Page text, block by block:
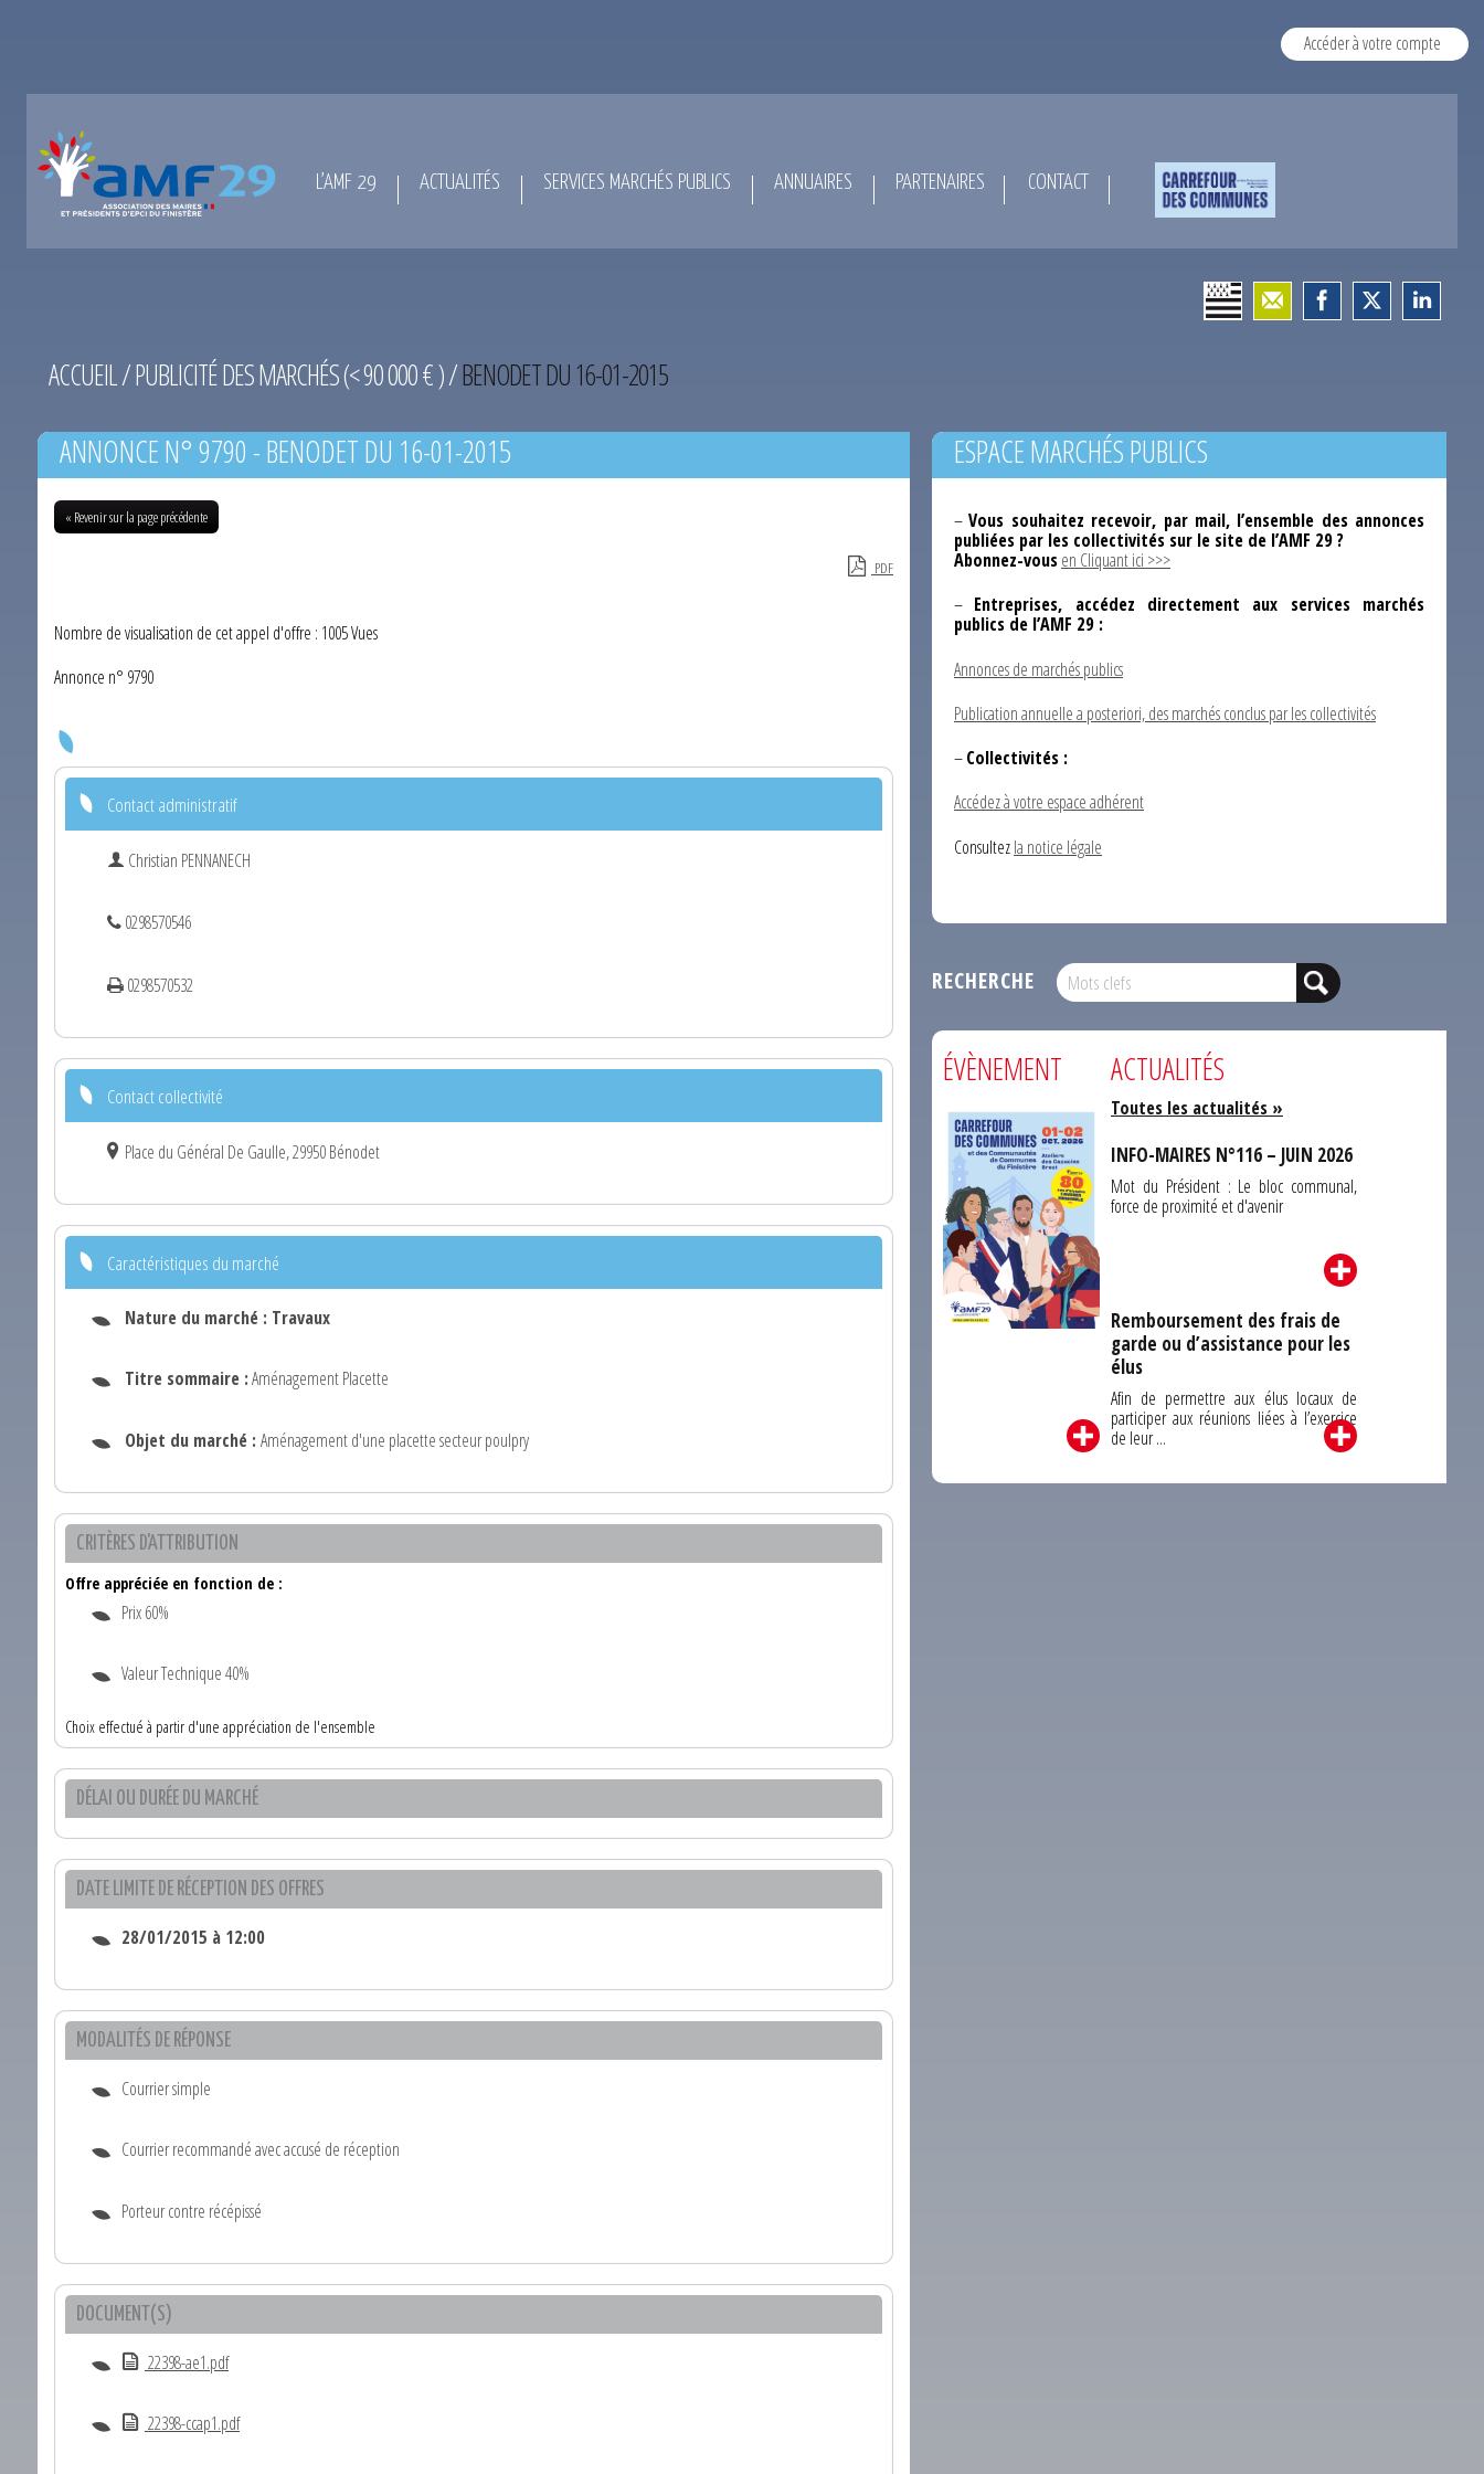
Accéder à votre compte
L’AMF 29 ACTUALITÉS SERVICES MARCHÉS PUBLICS ANNUAIRES PARTENAIRES CONTACT
ACCUEIL/PUBLICITÉ DES MARCHÉS (< 90 000 € )/BENODET DU 16-01-2015
ANNONCE N° 9790 - BENODET DU 16-01-2015
« Revenir sur la page précédente
PDF
Nombre de visualisation de cet appel d'offre : 1005 Vues
Annonce n° 9790
Contact administratif
Christian PENNANECH
0298570546
0298570532
Contact collectivité
Place du Général De Gaulle, 29950 Bénodet
Caractéristiques du marché
Nature du marché : Travaux
Titre sommaire :Aménagement Placette
Objet du marché : Aménagement d'une placette secteur poulpry
CRITÈRES D'ATTRIBUTION
Offre appréciée en fonction de :
Prix 60%
Valeur Technique 40%
Choix effectué à partir d'une appréciation de l'ensemble
DÉLAI OU DURÉE DU MARCHÉ
DATE LIMITE DE RÉCEPTION DES OFFRES
28/01/2015 à 12:00
MODALITÉS DE RÉPONSE
Courrier simple
Courrier recommandé avec accusé de réception
Porteur contre récépissé
DOCUMENT(S)
22398-ae1.pdf
22398-ccap1.pdf
ESPACE MARCHÉS PUBLICS
–Vous souhaitez recevoir, par mail, l’ensemble des annonces
publiées par les collectivités sur le site de l’AMF 29 ?
Abonnez-vousen Cliquant ici >>>
– Entreprises, accédez directement aux services marchés
publics de l’AMF 29 :
Annonces de marchés publics
Publication annuelle a posteriori, des marchés conclus par les collectivités
–Collectivités :
Accédez à votre espace adhérent
Consultezla notice légale
RECHERCHE
ÉVÈNEMENT ACTUALITÉS
Toutes les actualités »
INFO-MAIRES N°116 – JUIN 2026
Mot du Président : Le bloc communal,
force de proximité et d'avenir
Remboursement des frais de
garde ou d’assistance pour les
élus
Afin de permettre aux élus locaux de
participer aux réunions liées à l’exercice
de leur ...